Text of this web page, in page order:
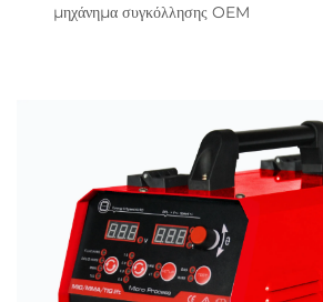
μηχάνημα συγκόλλησης OEM